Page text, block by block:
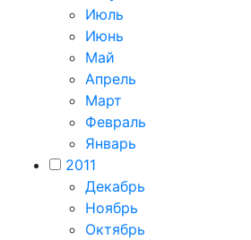
Июль
Июнь
Май
Апрель
Март
Февраль
Январь
2011
Декабрь
Ноябрь
Октябрь